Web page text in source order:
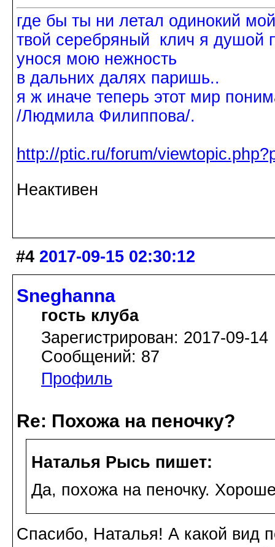
где бы ты ни летал одинокий
твой серебряный клич я душой
унося мою нежность
в дальних далях паришь..
я ж иначе теперь этот мир
/Людмила Филиппова/.
http://ptic.ru/forum/
Неактивен
#4 2017-09-15 02:30:12
Sneghanna
гость клуба
Зарегистрирован: 2017-09-14
Сообщений: 87
Профиль
Re: Похожа на пеночку?
Наталья Рысь пишет:
Да, похожа на пеночку.
Спасибо, Наталья! А какой вид